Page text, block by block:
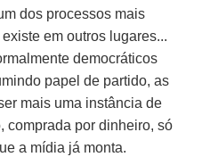
dos processos mais
em outros lugares...
democráticos
papel de partido, as
mais uma instância de
comprada por dinheiro, só
a mídia já monta.